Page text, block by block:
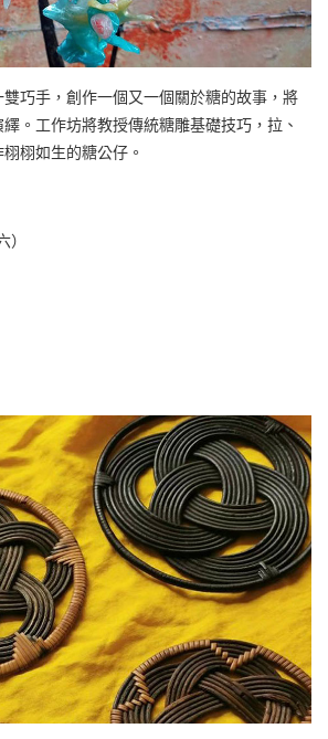
巧手，創作一個又一個關於糖的故事，將
。工作坊將教授傳統糖雕基礎技巧，拉、
栩如生的糖公仔。